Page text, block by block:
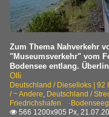
Zum Thema Nahverkehr
"Museumsverkehr" vom
Bodensee entlang.
Olli
Deutschland / Dieselloks |
/ ~ Andere, Deutschland /
Friedrichshafen
 566 1200x905 Px,